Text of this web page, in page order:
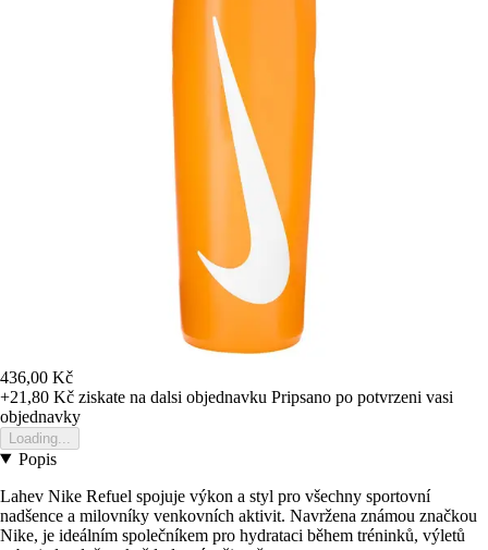
436,00 Kč
+21,80 Kč ziskate na dalsi objednavku Pripsano po potvrzeni vasi
objednavky
Loading...
Popis
Lahev Nike Refuel spojuje výkon a styl pro všechny sportovní
nadšence a milovníky venkovních aktivit. Navržena známou značkou
Nike, je ideálním společníkem pro hydrataci během tréninků, výletů